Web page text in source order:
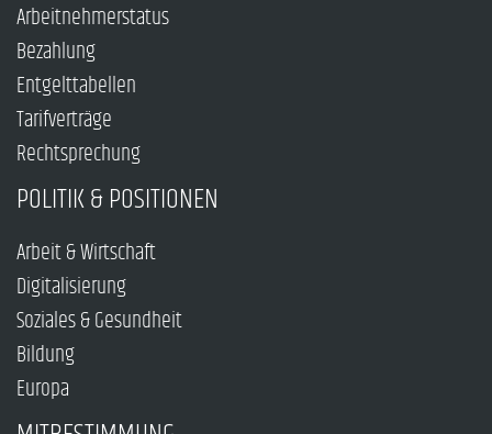
Arbeitnehmerstatus
Bezahlung
Entgelttabellen
Tarifverträge
Rechtsprechung
POLITIK & POSITIONEN
Arbeit & Wirtschaft
Digitalisierung
Soziales & Gesundheit
Bildung
Europa